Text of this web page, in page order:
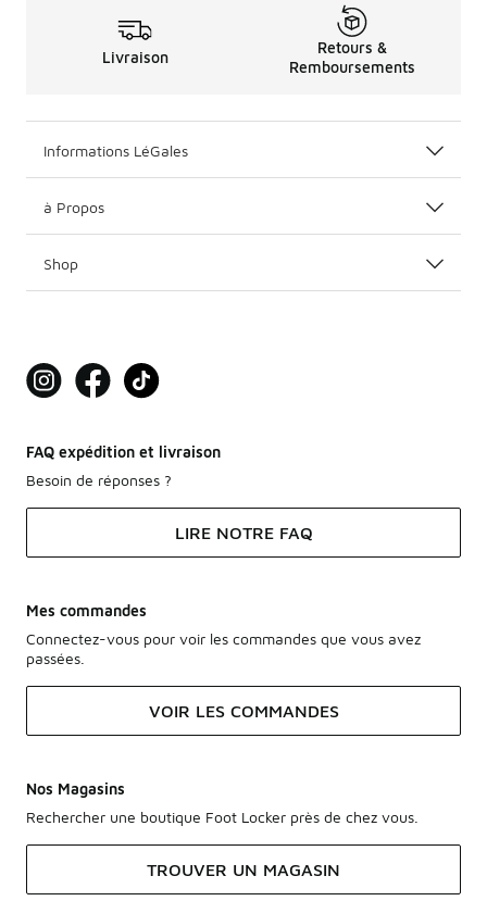
Livraison
Retours &
Remboursements
Informations LéGales
à Propos
Shop
FAQ expédition et livraison
Besoin de réponses ?
LIRE NOTRE FAQ
Mes commandes
Connectez-vous pour voir les commandes que vous avez
passées.
VOIR LES COMMANDES
Nos Magasins
Rechercher une boutique Foot Locker près de chez vous.
TROUVER UN MAGASIN